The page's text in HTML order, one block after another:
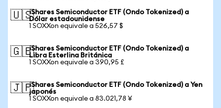
🇺🇸iShares Semiconductor ETF (Ondo Tokenized) a
Dólar estadounidense
1 SOXXon equivale a 526,57 $
🇬🇧iShares Semiconductor ETF (Ondo Tokenized) a
Libra Esterlina Británica
1 SOXXon equivale a 390,95 £
🇯🇵iShares Semiconductor ETF (Ondo Tokenized) a Yen
japonés
1 SOXXon equivale a 83.021,78 ¥